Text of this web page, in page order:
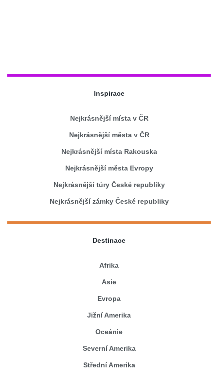
Inspirace
Nejkrásnější místa v ČR
Nejkrásnější města v ČR
Nejkrásnější místa Rakouska
Nejkrásnější města Evropy
Nejkrásnější túry České republiky
Nejkrásnější zámky České republiky
Destinace
Afrika
Asie
Evropa
Jižní Amerika
Oceánie
Severní Amerika
Střední Amerika